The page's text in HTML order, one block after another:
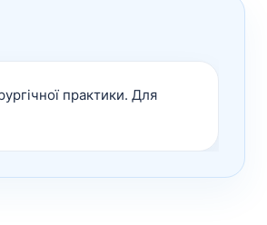
практики. Для